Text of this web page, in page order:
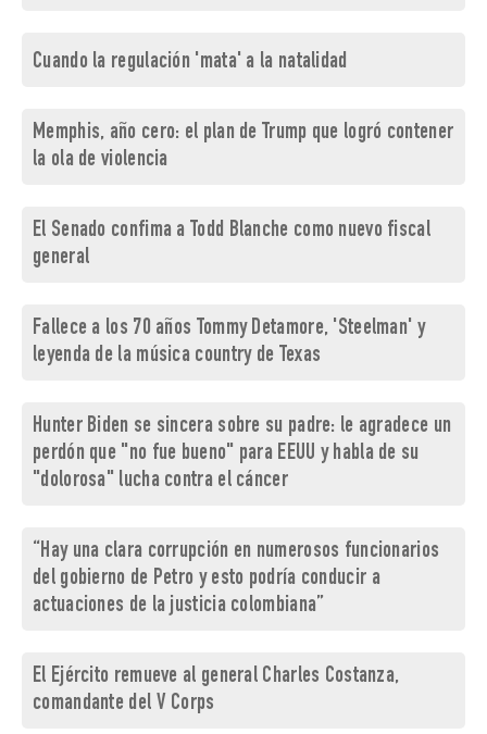
Cuando la regulación 'mata' a la natalidad
Memphis, año cero: el plan de Trump que logró contener
la ola de violencia
El Senado confima a Todd Blanche como nuevo fiscal
general
Fallece a los 70 años Tommy Detamore, 'Steelman' y
leyenda de la música country de Texas
Hunter Biden se sincera sobre su padre: le agradece un
perdón que "no fue bueno" para EEUU y habla de su
"dolorosa" lucha contra el cáncer
“Hay una clara corrupción en numerosos funcionarios
del gobierno de Petro y esto podría conducir a
actuaciones de la justicia colombiana”
El Ejército remueve al general Charles Costanza,
comandante del V Corps